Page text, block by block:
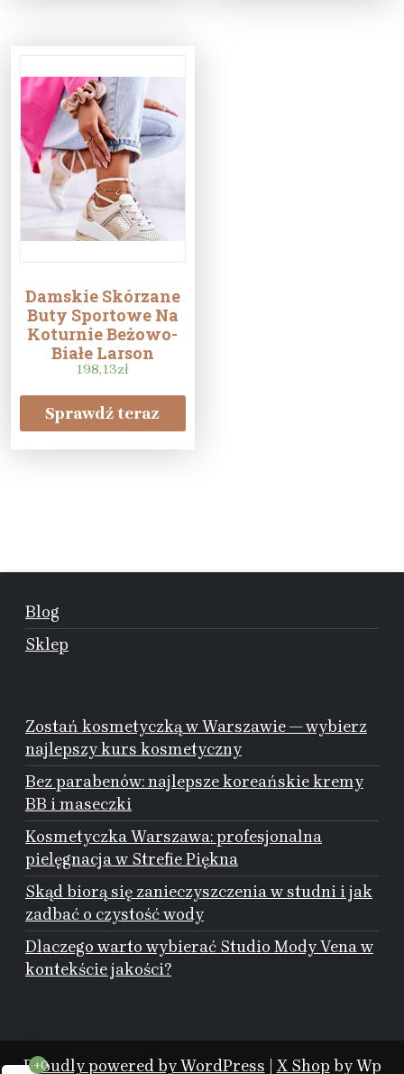
Damskie Skórzane
Buty Sportowe Na
Koturnie Beżowo-
Białe Larson
198,13zł
Sprawdź teraz
Blog
Sklep
Zostań kosmetyczką w Warszawie — wybierz
najlepszy kurs kosmetyczny
Bez parabenów: najlepsze koreańskie kremy
BB i maseczki
Kosmetyczka Warszawa: profesjonalna
pielęgnacja w Strefie Piękna
Skąd biorą się zanieczyszczenia w studni i jak
zadbać o czystość wody
Dlaczego warto wybierać Studio Mody Vena w
kontekście jakości?
Proudly powered by WordPress X Shop by Wp
+0